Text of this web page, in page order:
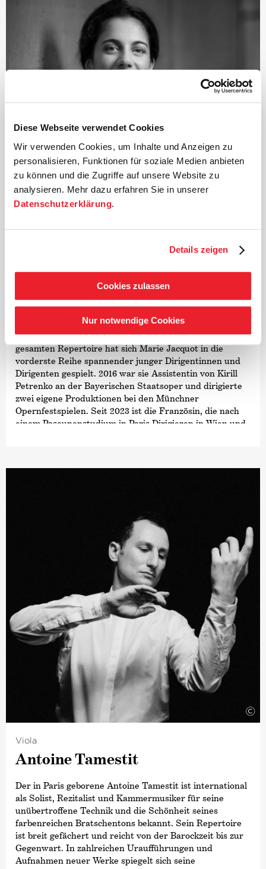
Diese Webseite verwendet Cookies
Wir verwenden Cookies, um Inhalte und Anzeigen zu
personalisieren, Funktionen für soziale Medien anbieten
zu können und die Zugriffe auf unsere Website zu
analysieren. Mehr dazu erfahren Sie in unserer
Datenschutzerklärung.
Details zeigen
Cookies zulassen
Nur notwendige Cookies
Marie Jacquot
internationalen Spitzenorchestern, ihrer konsequenten
musikalischen Arbeit und Entdeckungsfreude im
gesamten Repertoire hat sich Marie Jacquot in die
vorderste Reihe spannender junger Dirigentinnen und
Dirigenten gespielt. 2016 war sie Assistentin von Kirill
Petrenko an der Bayerischen Staatsoper und dirigierte
zwei eigene Produktionen bei den Münchner
Opernfestspielen. Seit 2023 ist die Französin, die nach
einem Posaunenstudium in Paris Dirigieren in Wien und
Spielzeiten umfassten unter anderem das
Gewandhausorchester Leipzig, die Sächsische
Staatskapelle Dresden, die Münchener Philharmoniker,
das Swedish Radio Symphony Orchestra und das
Yomiuri Nippon Symphony Orchestra in Tokyo. In den
Saisons 2023 und 2024 war Marie Jacquot etwa für eine
Neuproduktion von›Eugen Onegin‹an der Oper in
Kopenhagen zu Gast und leitete Konzerte mit den
Göteborger Symphonikern und dem Dallas Symphony
Orchestra. Zu ihren Auszeichnungen zählt der Ernst von
Schuch Dirigentenpreis 2019. Im Februar 2024 trug sie
bei den französischen Victoires de la Musique Classique
den Sieg in der Kategorie ›Révélation/Chef d’orchestre‹
In der Spielzeit 2024/25 führen sie weitere Debüts u.a.
zum Orchestre National de France, zum BBC Symphony
Philharmonikern und zum Orchestre Symphonique de
Montréal.
©
Viola
Antoine Tamestit
Der in Paris geborene Antoine Tamestit ist international
als Solist, Rezitalist und Kammermusiker für seine
unübertroffene Technik und die Schönheit seines
farbenreichen Bratschentons bekannt. Sein Repertoire
ist breit gefächert und reicht von der Barockzeit bis zur
Gegenwart. In zahlreichen Uraufführungen und
Aufnahmen neuer Werke spiegelt sich seine